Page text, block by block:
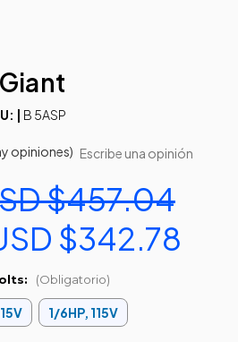
| B 5ASP
opiniones) Escribe una opinión
$457.04
$342.78
(Obligatorio)
1/6HP, 115V